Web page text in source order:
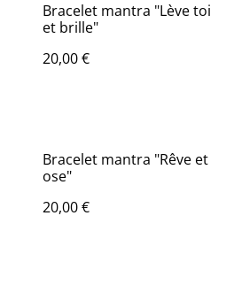
Bracelet mantra "Lève toi
et brille"
20,00 €
Bracelet mantra "Rêve et
ose"
20,00 €